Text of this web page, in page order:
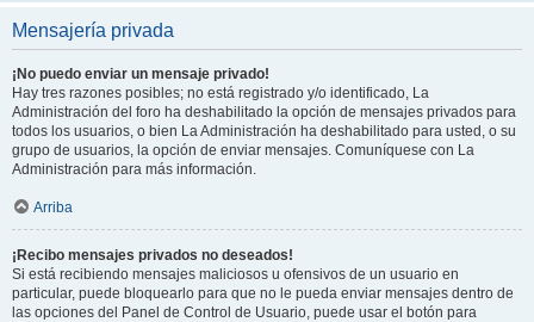
Mensajería privada
¡No puedo enviar un mensaje privado!
Hay tres razones posibles; no está registrado y/o identificado, La
Administración del foro ha deshabilitado la opción de mensajes privados para
todos los usuarios, o bien La Administración ha deshabilitado para usted, o su
grupo de usuarios, la opción de enviar mensajes. Comuníquese con La
Administración para más información.
Arriba
¡Recibo mensajes privados no deseados!
Si está recibiendo mensajes maliciosos u ofensivos de un usuario en
particular, puede bloquearlo para que no le pueda enviar mensajes dentro de
las opciones del Panel de Control de Usuario, puede usar el botón para